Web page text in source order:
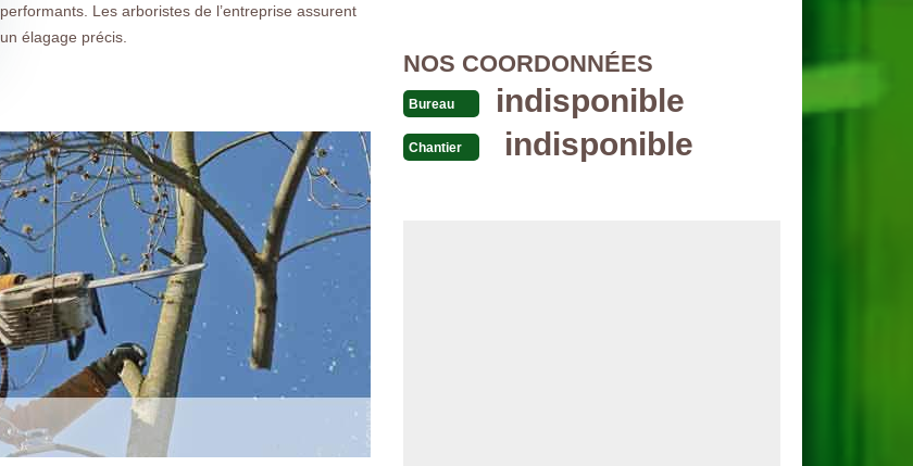
performants. Les arboristes de l’entreprise assurent
un élagage précis.
NOS COORDONNÉES
Bureau indisponible
Chantier indisponible